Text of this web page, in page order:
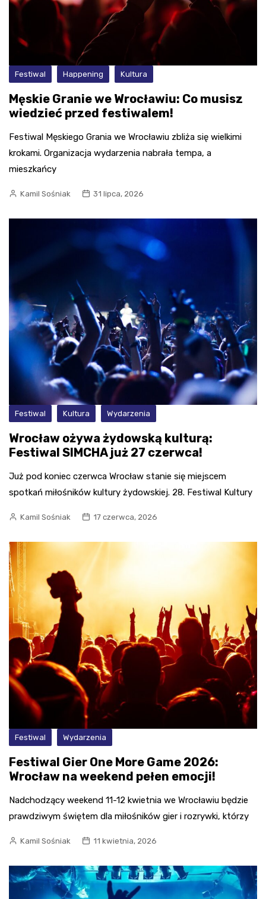
Festiwal Happening Kultura
Męskie Granie we Wrocławiu: Co musisz
wiedzieć przed festiwalem!
Festiwal Męskiego Grania we Wrocławiu zbliża się wielkimi
krokami. Organizacja wydarzenia nabrała tempa, a
mieszkańcy
Kamil Sośniak 31 lipca, 2026
Festiwal Kultura Wydarzenia
Wrocław ożywa żydowską kulturą:
Festiwal SIMCHA już 27 czerwca!
Już pod koniec czerwca Wrocław stanie się miejscem
spotkań miłośników kultury żydowskiej. 28. Festiwal Kultury
Kamil Sośniak 17 czerwca, 2026
Festiwal Wydarzenia
Festiwal Gier One More Game 2026:
Wrocław na weekend pełen emocji!
Nadchodzący weekend 11-12 kwietnia we Wrocławiu będzie
prawdziwym świętem dla miłośników gier i rozrywki, którzy
Kamil Sośniak 11 kwietnia, 2026